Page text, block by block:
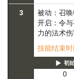
3 被动：召
开启：令
力的法术
技能结束
初
0